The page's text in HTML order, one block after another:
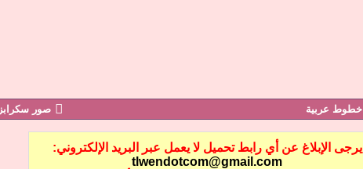
خطوط عربية صور سكرابز
يرجى الإبلاغ عن أي رابط تحميل لا يعمل عبر البريد الإلكتروني:
tlwendotcom@gmail.com